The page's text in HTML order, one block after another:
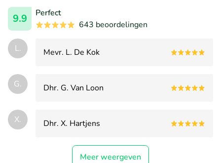
9.9
Perfect
643 beoordelingen
L. Mevr. L. De Kok
G. Dhr. G. Van Loon
X. Dhr. X. Hartjens
Meer weergeven